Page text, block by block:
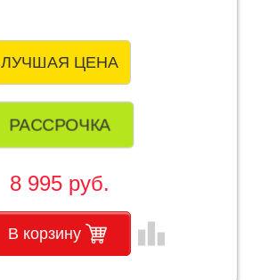
ЛУЧШАЯ ЦЕНА
РАССРОЧКА
8 995 руб.
В корзину leaderboard